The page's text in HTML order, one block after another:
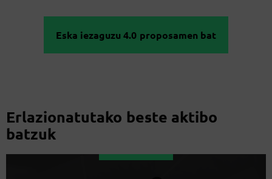
Eska iezaguzu 4.0 proposamen bat
Erlazionatutako beste aktibo
batzuk